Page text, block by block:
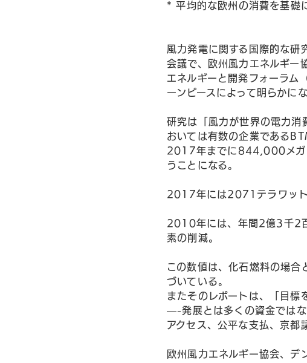
* 平均的な欧州の消費を基礎
風力発電に関する国際的な研
会議で、欧州風力エネルギ
エネルギーと開発フォーラ
ーンピースによって明らかにな
研究は「風力が世界の電力消
おいては有数の企業である
2017年までに844,000メガ
うことになる。
2017年には2071テラワッ
2010年には、年間2億3千2
素の削減。
この数値は、化石燃料の場合
づいている。
またそのレポートは、「目標
—-発展とは多くの資金ではな
アクセス、公平な支払、京都
欧州風力エネルギー協会、デ